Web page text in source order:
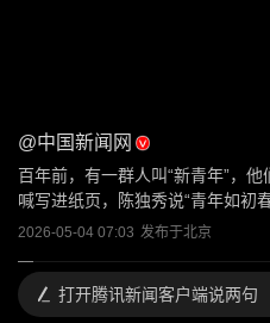
@中国新闻网
百年前，有一群人叫“新青年”，
喊写进纸页，陈独秀说“青年如初
2026-05-04 07:03 发布于北京
打开腾讯新闻客户端说两句